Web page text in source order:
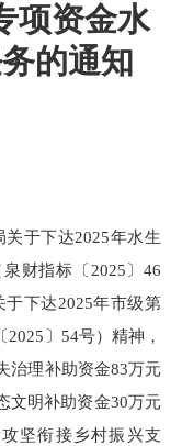
项资金水
的通知
于下达2025年水生
财指标〔2025〕46
下达2025年市级第
〕54号）精神，
治理补助资金83万元
文明补助资金30万元
坚衔接乡村振兴支